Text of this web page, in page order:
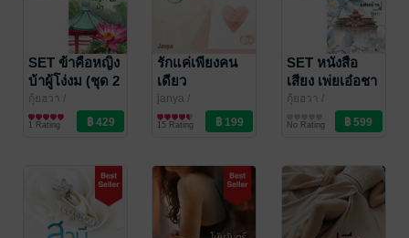
SET ข้าคือหญิง
บ้าผู้โง่งม (ชุด 2
เล่มจบ)
กุ้ยฮวา /
Rosequartz_writer
นิยายรักจีนโบราณ
1 Rating
รักแค่เพียงคน
เดียว
janya /
Rosequartz_writer
นิยายโรมานซ์
15 Rating
SET หนังสือ
เสียง เพ่ยเอ๋อชา
ยาแสนร้าย
กุ้ยฮวา /
Rosequartz_writer
นิยายรักจีนโบราณ
No Rating